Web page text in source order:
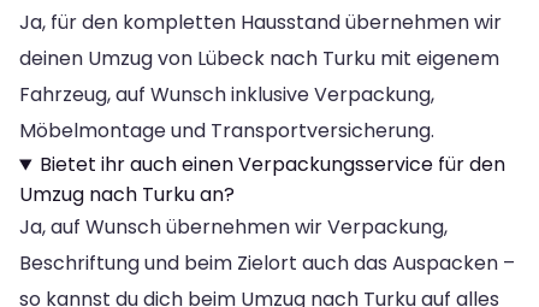
Ja, für den kompletten Hausstand übernehmen wir
deinen Umzug von Lübeck nach Turku mit eigenem
Fahrzeug, auf Wunsch inklusive Verpackung,
Möbelmontage und Transportversicherung.
Bietet ihr auch einen Verpackungsservice für den
Umzug nach Turku an?
Ja, auf Wunsch übernehmen wir Verpackung,
Beschriftung und beim Zielort auch das Auspacken –
so kannst du dich beim Umzug nach Turku auf alles